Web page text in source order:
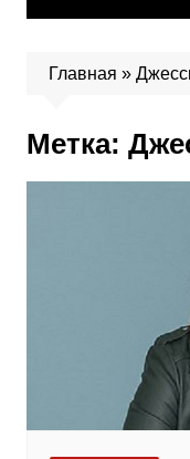
Главная »
Метка: